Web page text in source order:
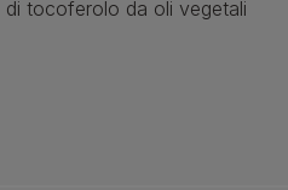
tocoferolo da oli vegetali